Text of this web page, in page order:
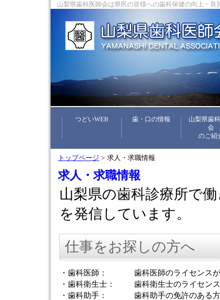
山梨県歯科医師会は県民の皆様への歯科保健の向上・良
つどいWEB 歯・口の情報
山梨県歯
会
のご紹
トップページ > 求人・求職情報
求人・求職情報
山梨県の歯科診療所で
を発信しています。
仕事をお探しの方へ
・歯科医師：
歯科医師のライセンス
・歯科衛生士：
歯科衛生士のライセン
・歯科助手：
歯科助手の免許のある